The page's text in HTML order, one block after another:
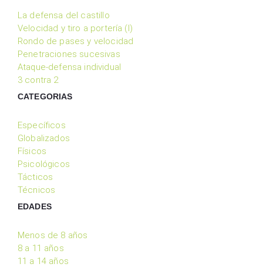
La defensa del castillo
Velocidad y tiro a portería (I)
Rondo de pases y velocidad
Penetraciones sucesivas
Ataque-defensa individual
3 contra 2
CATEGORIAS
Específicos
Globalizados
Físicos
Psicológicos
Tácticos
Técnicos
EDADES
Menos de 8 años
8 a 11 años
11 a 14 años